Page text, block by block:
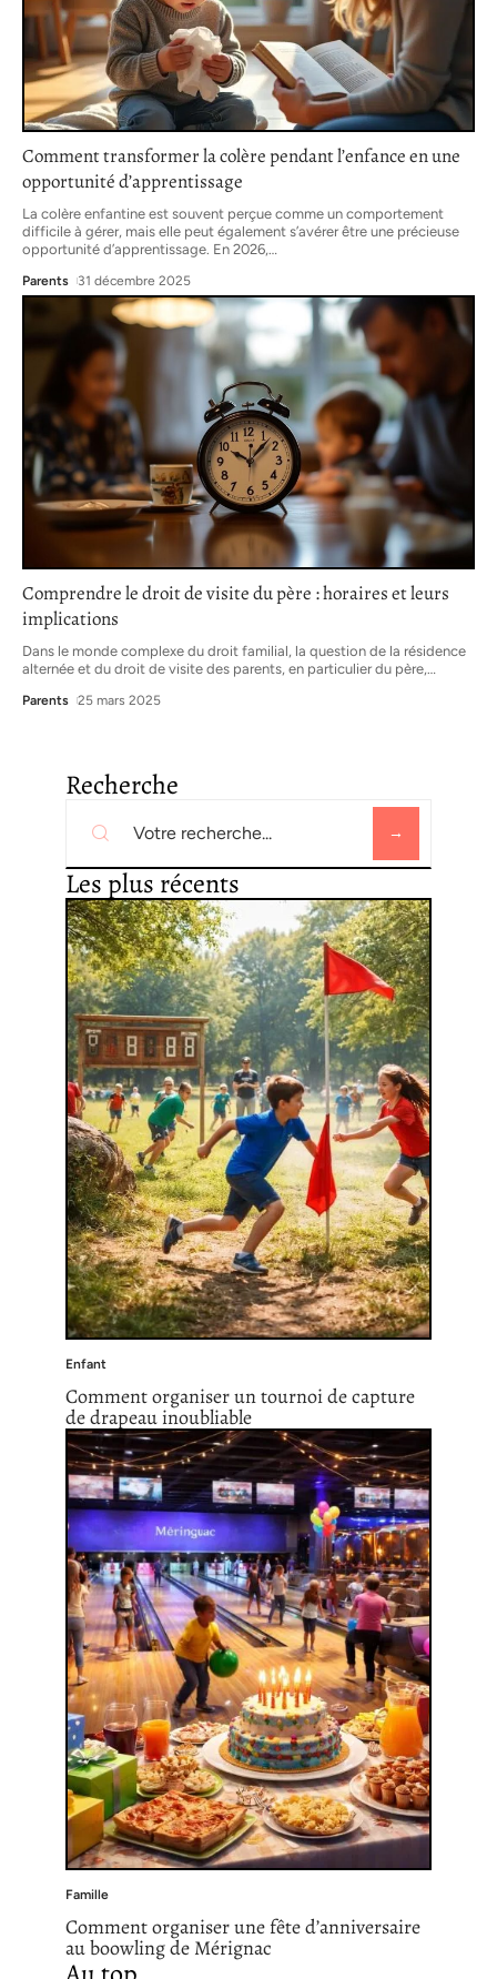
Comment transformer la colère pendant l’enfance en une
opportunité d’apprentissage
La colère enfantine est souvent perçue comme un comportement
difficile à gérer, mais elle peut également s’avérer être une précieuse
opportunité d’apprentissage. En 2026,…
Parents 31 décembre 2025
Comprendre le droit de visite du père : horaires et leurs
implications
Dans le monde complexe du droit familial, la question de la résidence
alternée et du droit de visite des parents, en particulier du père,
Parents 25 mars 2025
Recherche
Les plus récents
Enfant
Comment organiser un tournoi de capture
de drapeau inoubliable
Famille
Comment organiser une fête d’anniversaire
au boowling de Mérignac